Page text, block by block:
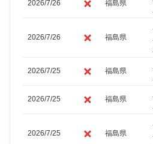
2026/7/26 福島県
2026/7/26 福島県
2026/7/25 福島県
2026/7/25 福島県
2026/7/25 福島県